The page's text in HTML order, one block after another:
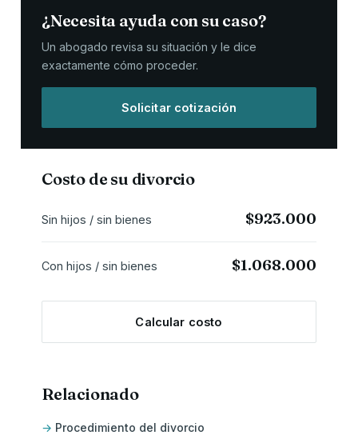
¿Necesita ayuda con su caso?
Un abogado revisa su situación y le dice
exactamente cómo proceder.
Solicitar cotización
Costo de su divorcio
Sin hijos / sin bienes $923.000
Con hijos / sin bienes $1.068.000
Calcular costo
Relacionado
Procedimiento del divorcio